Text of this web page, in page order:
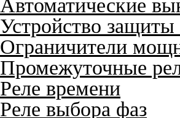
Автоматические
Устройство
Ограничители
Промежуточные
Реле времени
Реле выбора фаз